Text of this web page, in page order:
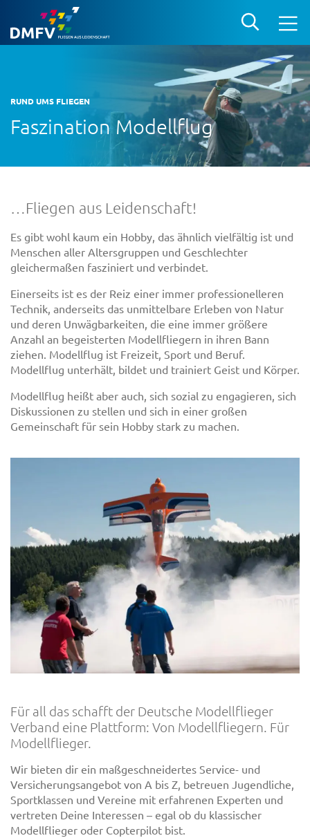
RUND UMS FLIEGEN
Faszination Modellflug
…Fliegen aus Leidenschaft!
Es gibt wohl kaum ein Hobby, das ähnlich vielfältig ist und
Menschen aller Altersgruppen und Geschlechter
gleichermaßen fasziniert und verbindet.
Einerseits ist es der Reiz einer immer professionelleren
Technik, anderseits das unmittelbare Erleben von Natur
und deren Unwägbarkeiten, die eine immer größere
Anzahl an begeisterten Modellfliegern in ihren Bann
ziehen. Modellflug ist Freizeit, Sport und Beruf.
Modellflug unterhält, bildet und trainiert Geist und Körper.
Modellflug heißt aber auch, sich sozial zu engagieren, sich
Diskussionen zu stellen und sich in einer großen
Gemeinschaft für sein Hobby stark zu machen.
Für all das schafft der Deutsche Modellflieger
Verband eine Plattform: Von Modellfliegern. Für
Modellflieger.
Wir bieten dir ein maßgeschneidertes Service- und
Versicherungsangebot von A bis Z, betreuen Jugendliche,
Sportklassen und Vereine mit erfahrenen Experten und
vertreten Deine Interessen – egal ob du klassischer
Modellflieger oder Copterpilot bist.